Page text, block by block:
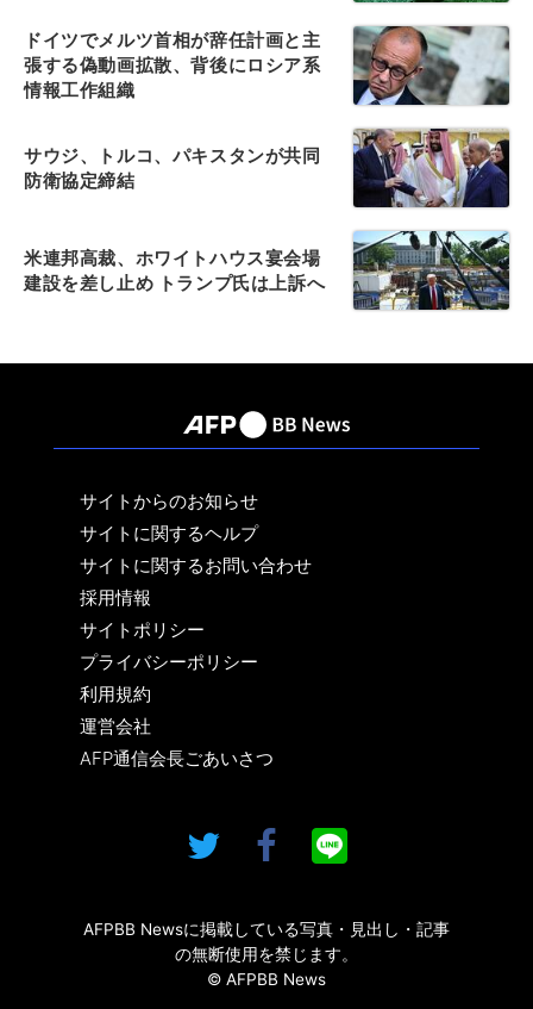
ドイツでメルツ首相が辞任計画と主
張する偽動画拡散、背後にロシア系
情報工作組織
サウジ、トルコ、パキスタンが共同
防衛協定締結
米連邦高裁、ホワイトハウス宴会場
建設を差し止め トランプ氏は上訴へ
サイトからのお知らせ
サイトに関するヘルプ
サイトに関するお問い合わせ
採用情報
サイトポリシー
プライバシーポリシー
利用規約
運営会社
AFP通信会長ごあいさつ
AFPBB Newsに掲載している写真・見出し・記事
の無断使用を禁じます。
© AFPBB News